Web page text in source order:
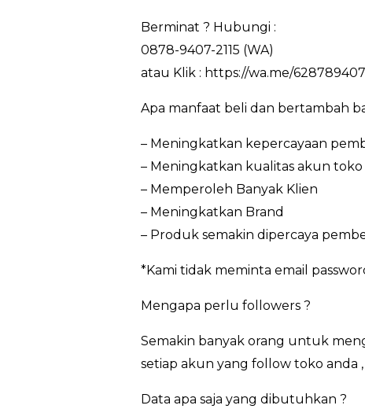
Berminat ? Hubungi :
0878-9407-2115 (WA)
atau Klik : https://wa.me/
Apa manfaat beli dan bertambah
– Meningkatkan kepercayaan
– Meningkatkan kualitas akun toko
– Memperoleh Banyak Klien
– Meningkatkan Brand
– Produk semakin dipercaya
*Kami tidak meminta email
Mengapa perlu followers ?
Semakin banyak orang untuk
setiap akun yang follow toko anda
Data apa saja yang dibutuhkan ?